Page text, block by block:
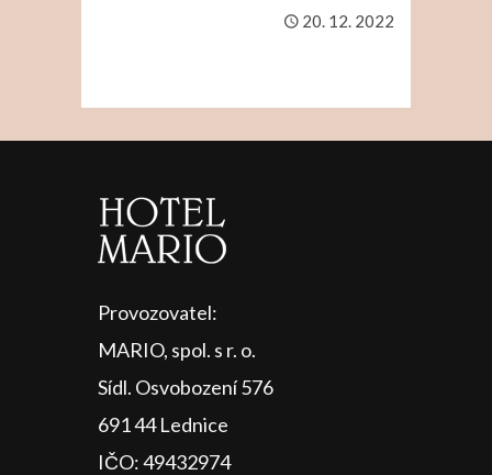
20. 12. 2022
Provozovatel:
MARIO, spol. s r. o.
Sídl. Osvobození 576
691 44 Lednice
IČO: 49432974